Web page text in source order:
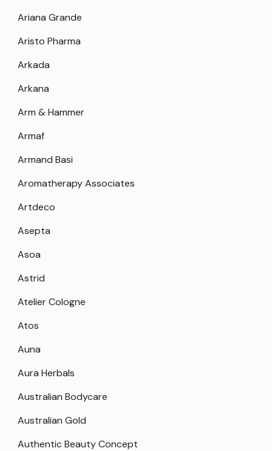
Ariana Grande
Aristo Pharma
Arkada
Arkana
Arm & Hammer
Armaf
Armand Basi
Aromatherapy Associates
Artdeco
Asepta
Asoa
Astrid
Atelier Cologne
Atos
Auna
Aura Herbals
Australian Bodycare
Australian Gold
Authentic Beauty Concept